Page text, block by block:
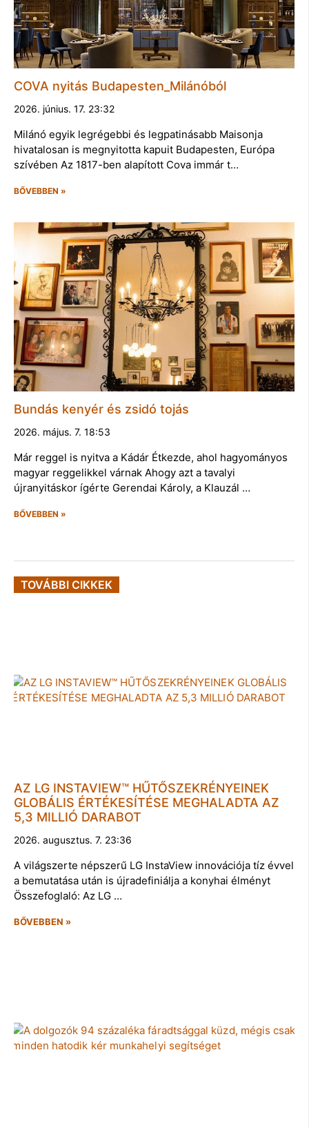
COVA nyitás Budapesten_Milánóból
2026. június. 17. 23:32
Milánó egyik legrégebbi és legpatinásabb Maisonja
hivatalosan is megnyitotta kapuit Budapesten, Európa
szívében Az 1817-ben alapított Cova immár t…
BŐVEBBEN »
Bundás kenyér és zsidó tojás
2026. május. 7. 18:53
Már reggel is nyitva a Kádár Étkezde, ahol hagyományos
magyar reggelikkel várnak Ahogy azt a tavalyi
újranyitáskor ígérte Gerendai Károly, a Klauzál …
BŐVEBBEN »
TOVÁBBI CIKKEK
AZ LG INSTAVIEW™ HŰTŐSZEKRÉNYEINEK
GLOBÁLIS ÉRTÉKESÍTÉSE MEGHALADTA AZ
5,3 MILLIÓ DARABOT
2026. augusztus. 7. 23:36
A világszerte népszerű LG InstaView innovációja tíz évvel
a bemutatása után is újradefiniálja a konyhai élményt
Összefoglaló: Az LG …
BŐVEBBEN »